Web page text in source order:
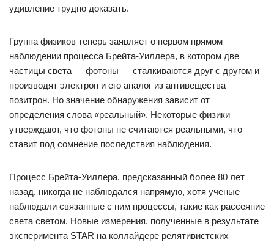
удивление трудно доказать.
Группа физиков теперь заявляет о первом прямом
наблюдении процесса Брейта-Уиллера, в котором две
частицы света — фотоны — сталкиваются друг с другом и
производят электрон и его аналог из антивещества —
позитрон. Но значение обнаружения зависит от
определения слова «реальный». Некоторые физики
утверждают, что фотоны не считаются реальными, что
ставит под сомнение последствия наблюдения.
Процесс Брейта-Уиллера, предсказанный более 80 лет
назад, никогда не наблюдался напрямую, хотя ученые
наблюдали связанные с ним процессы, такие как рассеяние
света светом. Новые измерения, полученные в результате
эксперимента STAR на коллайдере релятивистских